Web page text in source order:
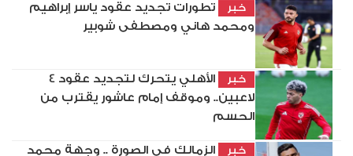
خبر
تطورات تجديد عقود ياسر إبراهيم
ومحمد هاني ومصطفى شوبير
خبر
الأهلي يتحرك لتجديد عقود 4
لاعبين.. وموقف إمام عاشور يقترب من
الحسم
خبر
الزمالك في الصورة .. وجهة محمد